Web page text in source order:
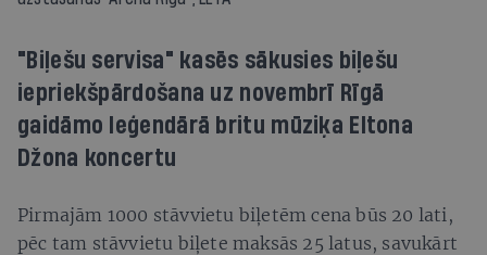
"Biļešu servisa" kasēs sākusies biļešu
iepriekšpārdošana uz novembrī Rīgā
gaidāmo leģendārā britu mūziķa Eltona
Džona koncertu
Pirmajām 1000 stāvvietu biļetēm cena būs 20 lati,
pēc tam stāvvietu biļete maksās 25 latus, savukārt